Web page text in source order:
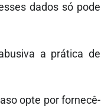
dados só pode
a prática de
opte por fornecê-